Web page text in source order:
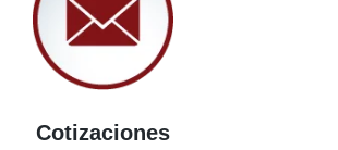
Cotizaciones